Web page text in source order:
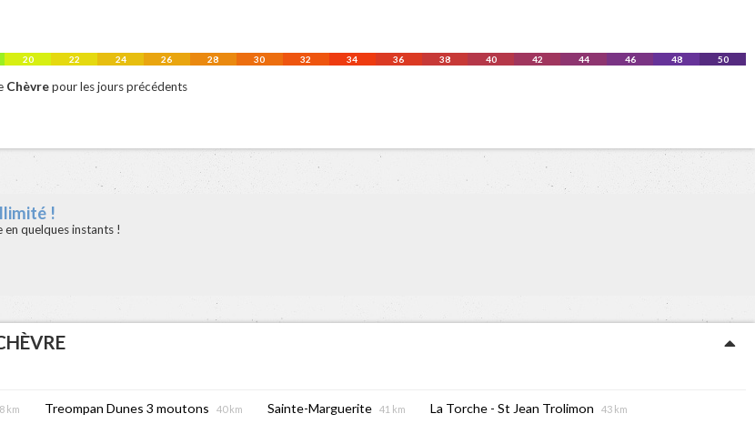
20 22 24 26 28 30 32 34 36 38 40 42 44 46 48 50
Chèvrepour les jours précédents
!
quelques instants !
km Treompan Dunes 3 moutons 40 km Sainte-Marguerite 41 km La Torche - St Jean Trolimon 43 km